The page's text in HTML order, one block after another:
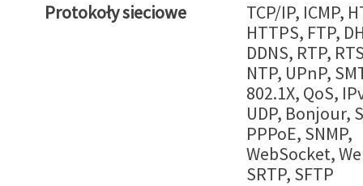
Protokoły sieciowe
TCP/IP, ICMP,
HTTPS, FTP,
DDNS, RTP,
NTP, UPnP,
802.1X, QoS,
UDP, Bonjour,
PPPoE, SNMP,
WebSocket,
SRTP, SFTP